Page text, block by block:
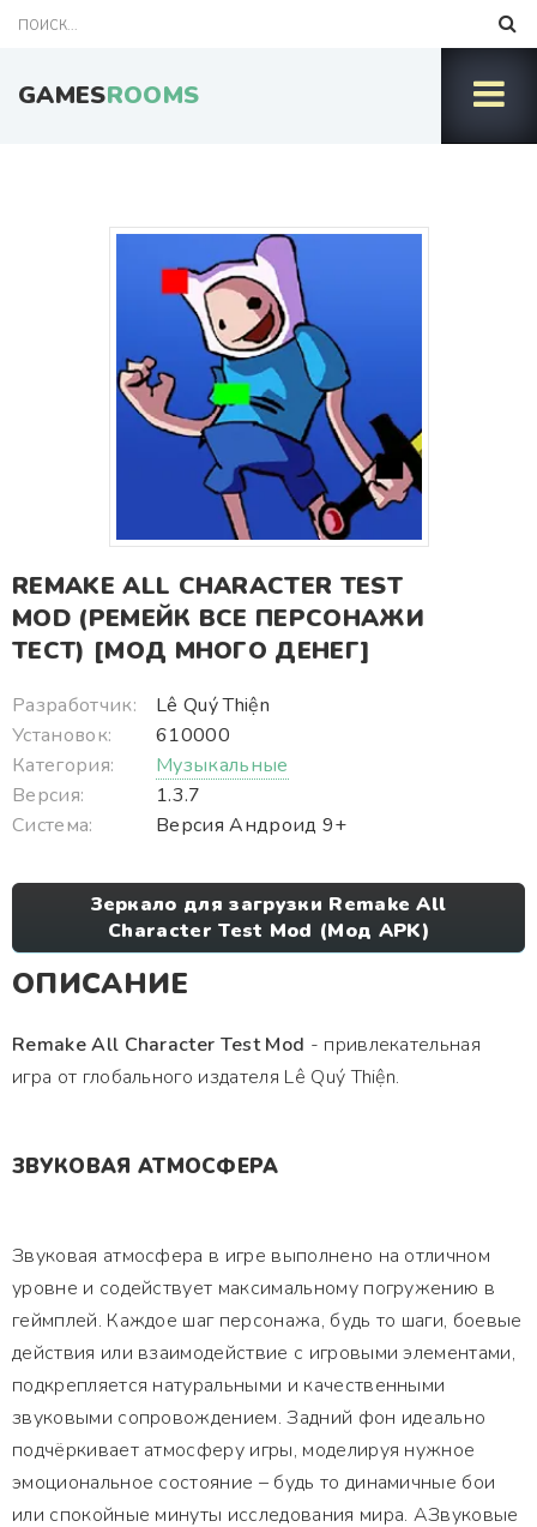
GAMESROOMS
REMAKE ALL CHARACTER TEST
MOD (РЕМЕЙК ВСЕ ПЕРСОНАЖИ
ТЕСТ) [МОД МНОГО ДЕНЕГ]
Разработчик:
Lê Quý Thiện
Установок:
610000
Категория:
Музыкальные
Версия:
1.3.7
Система:
Версия Андроид 9+
Зеркало для загрузки Remake All
Character Test Mod (Мод APK)
ОПИСАНИЕ
Remake All Character Test Mod - привлекательная
игра от глобального издателя Lê Quý Thiện.
ЗВУКОВАЯ АТМОСФЕРА
Звуковая атмосфера в игре выполнено на отличном
уровне и содействует максимальному погружению в
геймплей. Каждое шаг персонажа, будь то шаги, боевые
действия или взаимодействие с игровыми элементами,
подкрепляется натуральными и качественными
звуковыми сопровождением. Задний фон идеально
подчёркивает атмосферу игры, моделируя нужное
эмоциональное состояние – будь то динамичные бои
или спокойные минуты исследования мира. АЗвуковые